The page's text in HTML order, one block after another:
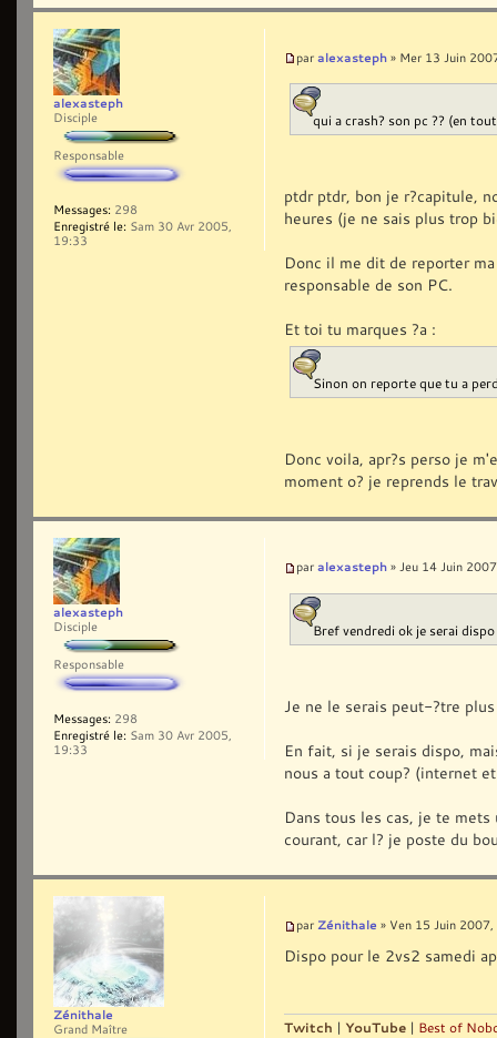
par alexasteph » Mer 13 Juin
qui a crash? son pc ?? (en
ptdr ptdr, bon je r?capitule,
heures (je ne sais plus trop
Donc il me dit de reporter
responsable de son PC.
Et toi tu marques ?a :
Sinon on reporte que tu a
Donc voila, apr?s perso je
moment o? je reprends le
alexasteph
Disciple
Responsable
Messages: 298
Enregistré le: Sam 30 Avr 2005,
19:33
par alexasteph » Jeu 14 Juin
Bref vendredi ok je serai
Je ne le serais peut-?tre
En fait, si je serais dispo,
nous a tout coup? (internet
Dans tous les cas, je te
courant, car l? je poste du
alexasteph
Disciple
Responsable
Messages: 298
Enregistré le: Sam 30 Avr 2005,
19:33
par Zénithale » Ven 15 Juin
Dispo pour le 2vs2 samedi
Twitch | YouTube | Best of
Zénithale
Grand Maître